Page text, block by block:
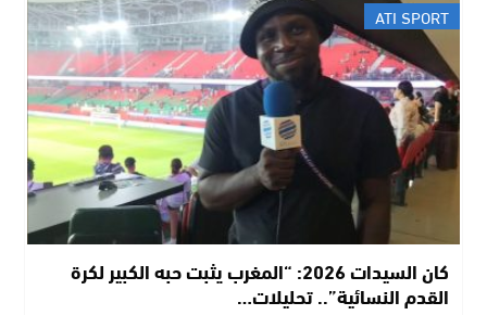
ATI SPORT
​كان السيدات 2026: “المغرب يثبت حبه الكبير لكرة
القدم النسائية”.. تحليلات…